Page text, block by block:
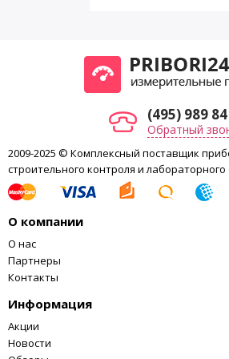
(495) 989
Обратный
2009-2025 © Комплексный поставщик
строительного контроля и
О компании
О нас
Партнеры
Контакты
Информация
Акции
Новости